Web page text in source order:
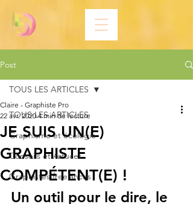
Post
TOUS LES ARTICLES
Graphisme et écologie
Conseils et Astuces
Graphistes freelances
TOUS LES ARTICLES
JE SUIS UN(E)
GRAPHISTE
COMPÉTENT(E) !
Claire - Graphiste Pro
22 avr. 2020 4 min de lecture
Un outil pour le dire, le